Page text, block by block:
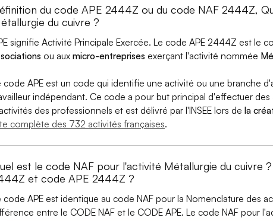
du code APE 2444Z ou du code NAF 2444Z,
du cuivre ?
signifie Activité Principale Exercée. Le code APE 2444Z est le
ou auxmicro-entreprises exerçant l'activité nommée
code APE est un code qui identifie une activité ou une branche
indépendant. Ce code a pour but principal d'effectuer des
des professionnels et est délivré par l'INSEE lors dela
complète des 732 activités françaises.
est le code NAF pour l'activité Métallurgie du cuivre
et code APE 2444Z ?
code APE est identique au code NAF pour la Nomenclature des
entre le CODE NAF et le CODE APE. Le code NAF pour